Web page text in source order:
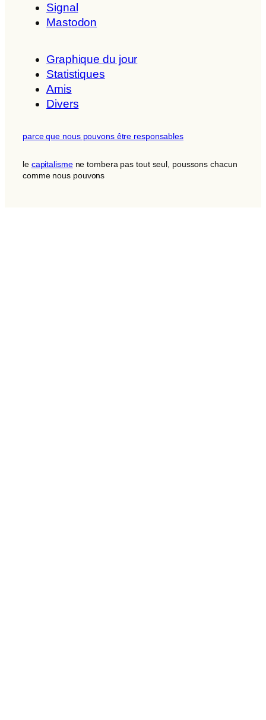
Signal
Mastodon
Graphique du jour
Statistiques
Amis
Divers
parce que nous pouvons être responsables
le capitalismene tombera pas tout seul, poussons chacun
comme nous pouvons